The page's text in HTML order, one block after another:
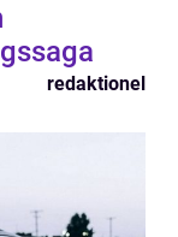
redaktionel